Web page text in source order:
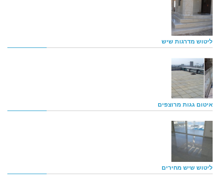
ליטוש מדרגות שיש
איטום גגות מרוצפים
ליטוש שיש מחירים